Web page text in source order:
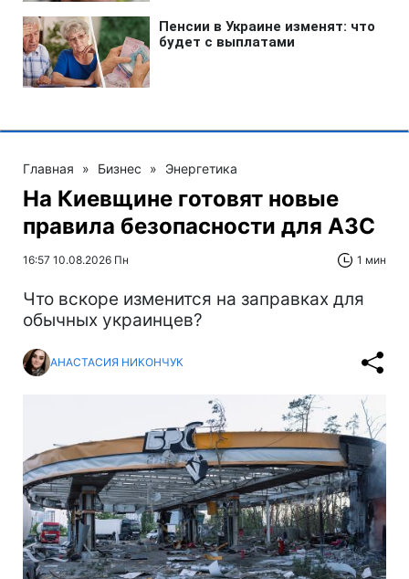
Главная » Бизнес » Энергетика
На Киевщине готовят новые
правила безопасности для АЗС
16:57 10.08.2026 Пн 1 мин
Что вскоре изменится на заправках для
обычных украинцев?
АНАСТАСИЯ НИКОНЧУК